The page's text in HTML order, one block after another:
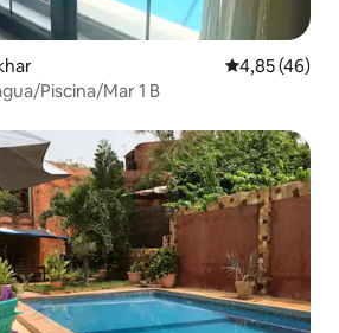
4,85 de uma
4,85 (46)
Piscina/Mar 1 B